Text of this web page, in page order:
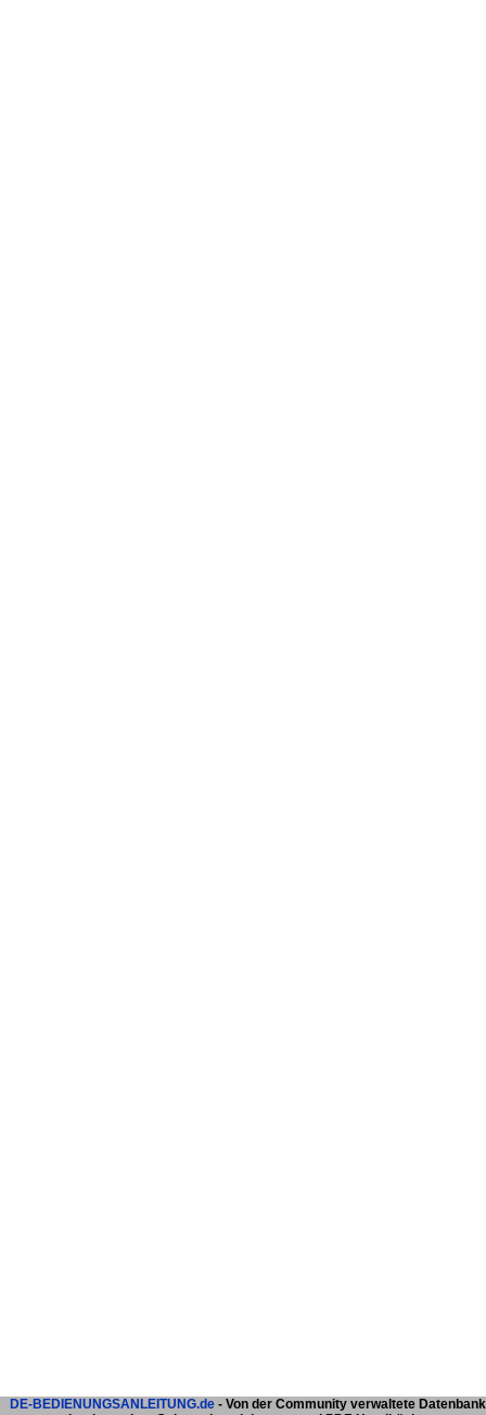
DE-BEDIENUNGSANLEITUNG.de- Von der Community verwaltete Datenbank